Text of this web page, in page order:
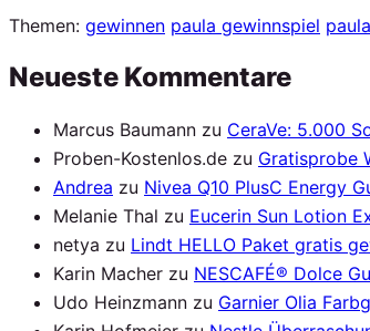
Themen: gewinnen paula gewinnspiel
Neueste Kommentare
Marcus Baumann zu CeraVe: 5.000
Proben-Kostenlos.de zu Gratisprobe
Andrea zu Nivea Q10 PlusC Energy
Melanie Thal zu Eucerin Sun Lotion
netya zu Lindt HELLO Paket gratis
Karin Macher zu NESCAFÉ® Dolce
Udo Heinzmann zu Garnier Olia